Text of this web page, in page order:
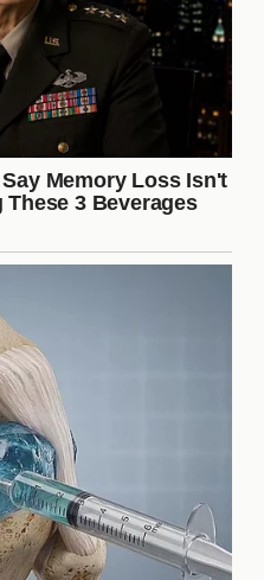
del Sevilla
y la fuga de
Sevilla FC es incierto.
trabajar arduamente
y mantener un
El equilibrio entre la
resultados deportivos
plazo. Los próximos
determinar el rumbo del
nacionales e
en el